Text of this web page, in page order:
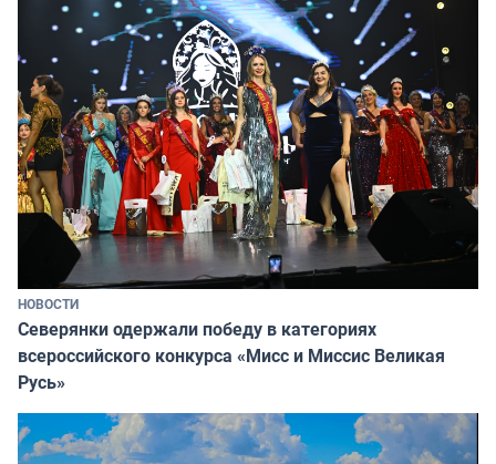
НОВОСТИ
Северянки одержали победу в категориях
всероссийского конкурса «Мисс и Миссис Великая
Русь»